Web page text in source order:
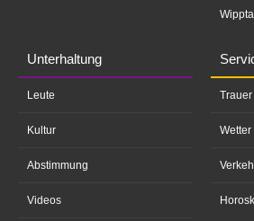
Wipptal
Unterhaltung
Leute
Kultur
Abstimmung
Videos
Trauer
Wetter